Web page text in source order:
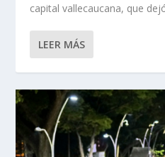
capital vallecaucana, que
LEER MÁS